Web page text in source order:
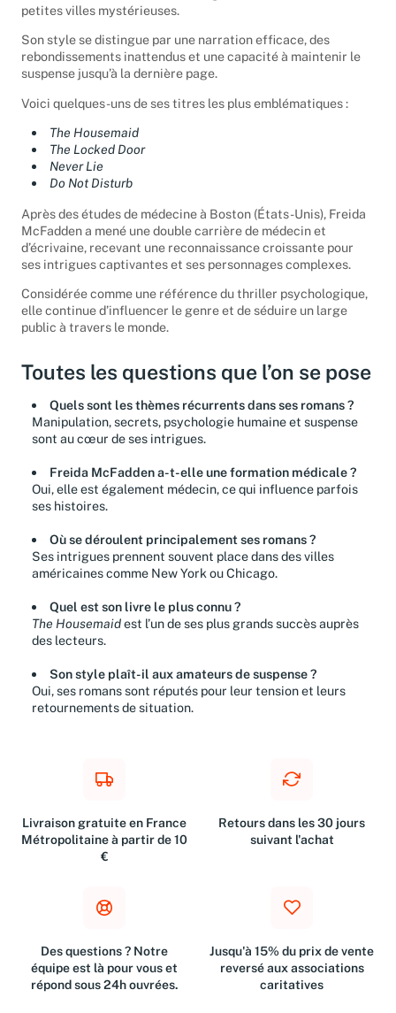
petites villes mystérieuses.
Son style se distingue par une narration efficace, des
rebondissements inattendus et une capacité à maintenir le
suspense jusqu’à la dernière page.
Voici quelques-uns de ses titres les plus emblématiques :
The Housemaid
The Locked Door
Never Lie
Do Not Disturb
Après des études de médecine à Boston (États-Unis), Freida
McFadden a mené une double carrière de médecin et
d’écrivaine, recevant une reconnaissance croissante pour
ses intrigues captivantes et ses personnages complexes.
Considérée comme une référence du thriller psychologique,
elle continue d’influencer le genre et de séduire un large
public à travers le monde.
Toutes les questions que l’on se pose
Quels sont les thèmes récurrents dans ses romans ?
Manipulation, secrets, psychologie humaine et suspense
sont au cœur de ses intrigues.
Freida McFadden a-t-elle une formation médicale ?
Oui, elle est également médecin, ce qui influence parfois
ses histoires.
Où se déroulent principalement ses romans ?
Ses intrigues prennent souvent place dans des villes
américaines comme New York ou Chicago.
Quel est son livre le plus connu ?
The Housemaidest l’un de ses plus grands succès auprès
des lecteurs.
Son style plaît-il aux amateurs de suspense ?
Oui, ses romans sont réputés pour leur tension et leurs
retournements de situation.
Livraison gratuite en France
Métropolitaine à partir de 10
€
Retours dans les 30 jours
suivant l'achat
Des questions ? Notre
équipe est là pour vous et
répond sous 24h ouvrées.
Jusqu'à 15% du prix de vente
reversé aux associations
caritatives